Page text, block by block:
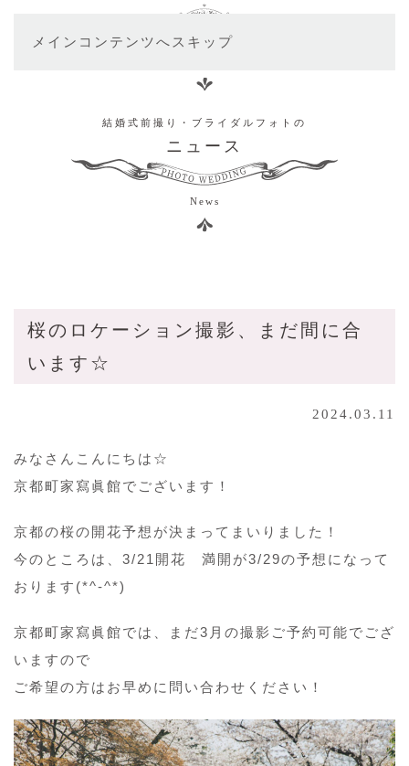
メインコンテンツへスキップ
結婚式前撮り・ブライダルフォトの
ニュース
News
桜のロケーション撮影、まだ間に合
います☆
2024.03.11
みなさんこんにちは☆
京都町家寫眞館でございます！
京都の桜の開花予想が決まってまいりました！
今のところは、3/21開花 満開が3/29の予想になって
おります(*^-^*)
京都町家寫眞館では、まだ3月の撮影ご予約可能でござ
いますので
ご希望の方はお早めに問い合わせください！